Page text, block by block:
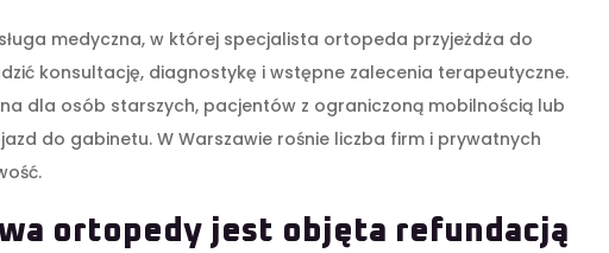
medyczna, w której specjalista ortopeda przyjeżdża do
konsultację, diagnostykę i wstępne zalecenia terapeutyczne.
dla osób starszych, pacjentów z ograniczoną mobilnością lub
do gabinetu. W Warszawie rośnie liczba firm i prywatnych
ortopedy jest objęta refundacją